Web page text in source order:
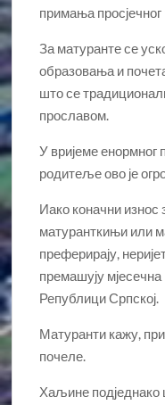
примања
За матуранте се
образовања и
што се
прославом.
У вријеме енормног
родитеље ово је
Иако коначни износ
матуранткињи или
преферирају,
премашују
Републици Српској.
Матуранти кажу,
почеле.
Хаљине подједнако